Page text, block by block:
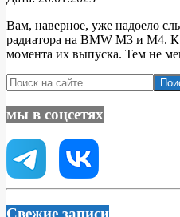
20
Вам, наверное, уже надоело
радиатора на BMW M3 и M4.
момента их выпуска. Тем не
Поиск
мы в соцсетях
Свежие записи